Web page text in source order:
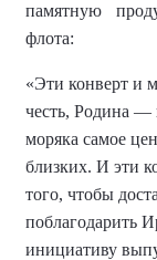
памятную
флота:
«Эти конверт и
честь, Родина —
моряка самое
близких. И эти
того, чтобы
поблагодарить
инициативу